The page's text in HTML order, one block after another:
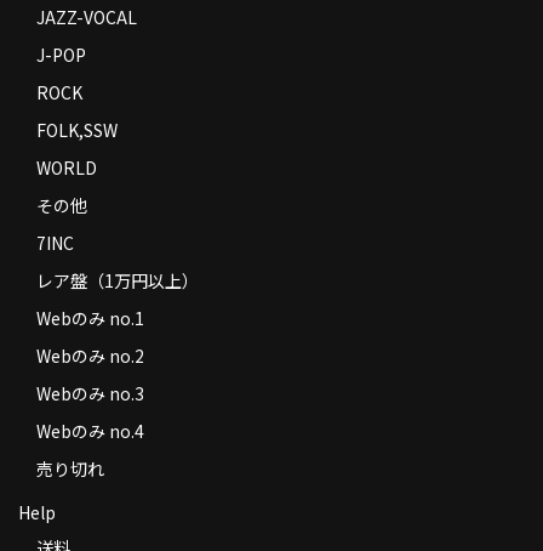
JAZZ-VOCAL
J-POP
ROCK
FOLK,SSW
WORLD
その他
7INC
レア盤（1万円以上）
Webのみ no.1
Webのみ no.2
Webのみ no.3
Webのみ no.4
売り切れ
Help